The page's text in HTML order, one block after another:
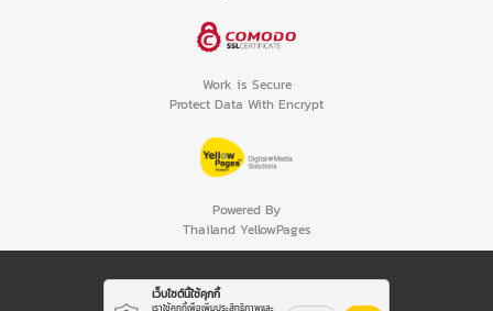
Work is Secure
Protect Data With Encrypt
Powered By
Thailand YellowPages
เว็บไซต์นี้ใช้คุกกี้
เราใช้คุกกี้เพื่อเพิ่มประสิทธิภาพและ